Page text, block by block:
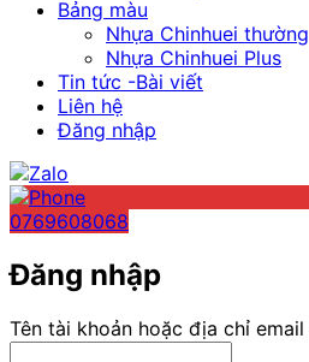
Bảng màu
Nhựa Chinhuei thường
Nhựa Chinhuei Plus
Tin tức -Bài viết
Liên hệ
Đăng nhập
0769608068
Đăng nhập
Tên tài khoản hoặc địa chỉ email